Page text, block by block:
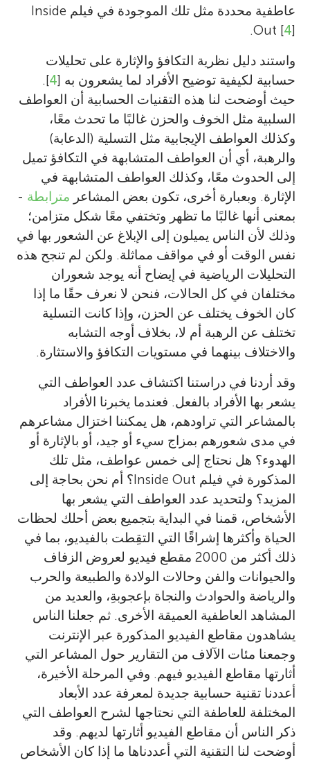
عاطفية محددة مثل تلك الموجودة في فيلم Inside
Out [4].
واستند دليل نظرية التكافؤ والإثارة على تحليلات
حسابية لكيفية توضيح الأفراد لما يشعرون به [4
].
حيث أوضحت لنا هذه التقنيات الحسابية أن العواطف
السلبية مثل الخوف والحزن غالبًا ما تحدث معًا،
وكذلك العواطف الإيجابية مثل التسلية (الدعابة)
والرهبة، أي أن العواطف المتشابهة في التكافؤ تميل
إلى الحدوث معًا، وكذلك العواطف المتشابهة في
الإثارة. وبعبارة أخرى، تكون بعض المشاعر مترابطة -
بمعنى أنها غالبًا ما تظهر وتختفي معًا شكل متزامن؛
وذلك لأن الناس يميلون إلى الإبلاغ عن الشعور بها في
نفس الوقت أو في مواقف مماثلة. ولكن لم تنجح هذه
التحليلات الرياضية في إيضاح أنه يوجد شعوران
مختلفان في كل الحالات، فنحن لا نعرف حقًا ما إذا
كان الخوف يختلف عن الحزن، وإذا كانت التسلية
تختلف عن الرهبة أم لا، بخلاف أوجه التشابه
والاختلاف بينهما في مستويات التكافؤ والاستثارة.
وقد أردنا في دراستنا اكتشاف عدد العواطف التي
يشعر بها الأفراد بالفعل. فعندما يخبرنا الأفراد
بالمشاعر التي تراودهم، هل يمكننا اختزال مشاعرهم
في مدى شعورهم بمزاج سيء أو جيد، أو بالإثارة أو
الهدوء؟ هل نحتاج إلى خمس عواطف، مثل تلك
المذكورة في فيلم Inside Out؟ أم نحن بحاجة إلى
المزيد؟ ولتحديد عدد العواطف التي يشعر بها
الأشخاص، قمنا في البداية بتجميع بعض أحلك لحظات
الحياة وأكثرها إشراقًا التي التقِطت بالفيديو، بما في
ذلك أكثر من 2000 مقطع فيديو لعروض الزفاف
والحيوانات والفن وحالات الولادة والطبيعة والحرب
والرياضة والحوادث والنجاة بإعجوبةِ، والعديد من
المشاهد العاطفية العميقة الأخرى. ثم جعلنا الناس
يشاهدون مقاطع الفيديو المذكورة عبر الإنترنت
وجمعنا مئات الآلاف من التقارير حول المشاعر التي
أثارتها مقاطع الفيديو فيهم. وفي المرحلة الأخيرة،
أعددنا تقنية حسابية جديدة لمعرفة عدد الأبعاد
المختلفة للعاطفة التي نحتاجها لشرح العواطف التي
ذكر الناس أن مقاطع الفيديو أثارتها لديهم. وقد
أوضحت لنا التقنية التي أعددناها ما إذا كان الأشخاص